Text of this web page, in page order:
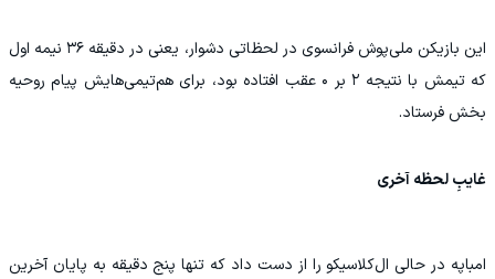
این بازیکن ملی‌پوش فرانسوی در لحظاتی دشوار، یعنی در دقیقه ۳۶ نیمه اول
که تیمش با نتیجه ۲ بر ۰ عقب افتاده بود، برای هم‌تیمی‌هایش پیام روحیه
بخش فرستاد.
غایبِ لحظه آخری
امباپه در حالی ال‌کلاسیکو را از دست داد که تنها پنج دقیقه به پایان آخرین